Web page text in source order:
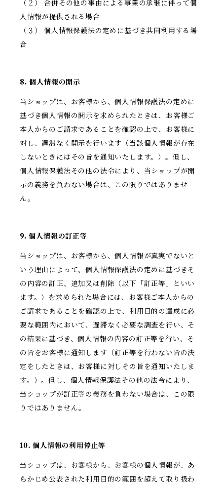
（２） 合併その他の事由による事業の承継に伴って個
人情報が提供される場合
（３） 個人情報保護法の定めに基づき共同利用する場
合
8. 個人情報の開示
当ショップは、お客様から、個人情報保護法の定めに
基づき個人情報の開示を求められたときは、お客様ご
本人からのご請求であることを確認の上で、お客様に
対し、遅滞なく開示を行います（当該個人情報が存在
しないときにはその旨を通知いたします。）。但し、
個人情報保護法その他の法令により、当ショップが開
示の義務を負わない場合は、この限りではありませ
ん。
9. 個人情報の訂正等
当ショップは、お客様から、個人情報が真実でないと
いう理由によって、個人情報保護法の定めに基づきそ
の内容の訂正、追加又は削除（以下「訂正等」といい
ます。）を求められた場合には、お客様ご本人からの
ご請求であることを確認の上で、利用目的の達成に必
要な範囲内において、遅滞なく必要な調査を行い、そ
の結果に基づき、個人情報の内容の訂正等を行い、そ
の旨をお客様に通知します（訂正等を行わない旨の決
定をしたときは、お客様に対しその旨を通知いたしま
す。）。但し、個人情報保護法その他の法令により、
当ショップが訂正等の義務を負わない場合は、この限
りではありません。
10. 個人情報の利用停止等
当ショップは、お客様から、お客様の個人情報が、あ
らかじめ公表された利用目的の範囲を超えて取り扱わ